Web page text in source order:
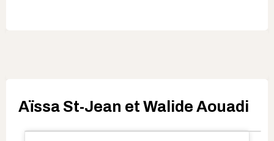
Aïssa St-Jean et Walide Aouadi